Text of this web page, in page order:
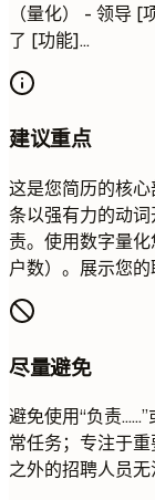
（量化） - 领导
了 [功能]...
建议重点
这是您简历的核
条以强有力的动
责。使用数字量
户数）。展示您的
尽量避免
避免使用“负责
常任务；专注于
之外的招聘人员无